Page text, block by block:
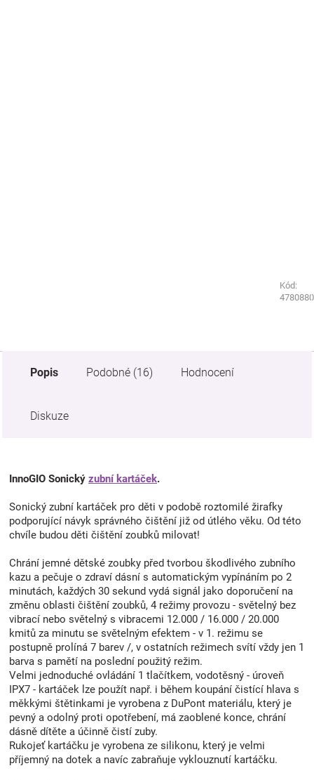
Kód:
Kód:
Popis Podobné (16) Hodnocení
Diskuze
InnoGIO Sonický zubní kartáček.
Sonický zubní kartáček pro děti v podobě roztomilé žirafky
podporující návyk správného čištění již od útlého věku. Od této
chvíle budou děti čištění zoubků milovat!
Chrání jemné dětské zoubky před tvorbou škodlivého zubního
kazu a pečuje o zdraví dásní s automatickým vypínáním po 2
minutách, každých 30 sekund vydá signál jako doporučení na
změnu oblasti čištění zoubků, 4 režimy provozu - světelný bez
vibrací nebo světelný s vibracemi 12.000 / 16.000 / 20.000
kmitů za minutu se světelným efektem - v 1. režimu se
postupně prolíná 7 barev /, v ostatních režimech svítí vždy jen 1
barva s pamětí na poslední použitý režim.
Velmi jednoduché ovládání 1 tlačítkem, vodotěsný - úroveň
IPX7 - kartáček lze použít např. i během koupání čistící hlava s
měkkými štětinkami je vyrobena z DuPont materiálu, který je
pevný a odolný proti opotřebení, má zaoblené konce, chrání
dásně dítěte a účinně čistí zuby.
Rukojeť kartáčku je vyrobena ze silikonu, který je velmi
příjemný na dotek a navíc zabraňuje vyklouznutí kartáčku.